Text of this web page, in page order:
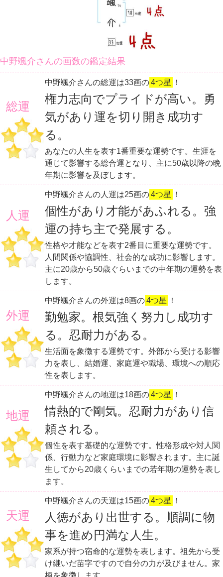
中野颯介さんの画数の鑑定結果
総運
中野颯介さんの総運は33画の4つ星 ！
権力志向でプライドが高い。勇
気があり運を切り開き成功す
る。
あなたの人生を表す1番重要な運勢です。生涯を
通じて影響する総合運となり、主に50歳以降の晩
年期に影響を及ぼします。
人運
中野颯介さんの人運は25画の4つ星 ！
個性があり才能があふれる。強
運の持ち主で発展する。
性格や才能などを表す2番目に重要な運勢です。
人間関係や協調性、社会的な成功に影響します。
主に20歳から50歳ぐらいまでの中年期の運勢を表
します。
外運
中野颯介さんの外運は8画の4つ星 ！
勤勉家。根気強く努力し成功す
る。忍耐力がある。
生活面を象徴する運勢です。外部から受ける影響
力を表し、結婚運、家庭運や職場、環境への順応
性を表します。
地運
中野颯介さんの地運は18画の4つ星 ！
情熱的で剛気。忍耐力があり信
頼される。
個性を表す基礎的な運勢です。性格形成や対人関
係、行動力など家庭環境に影響されます。主に誕
生してから20歳くらいまでの若年期の運勢を表し
ます。
天運
中野颯介さんの天運は15画の4つ星 ！
人徳があり出世する。順調に物
事を進め円満な人生。
家系が持つ宿命的な運勢を表します。祖先から受
け継いだ苗字ですので自分の力が及びません。家
柄を象徴します。